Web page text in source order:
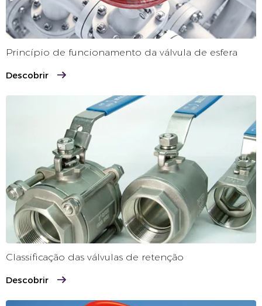
Princípio de funcionamento da válvula de esfera
Descobrir
Classificação das válvulas de retenção
Descobrir